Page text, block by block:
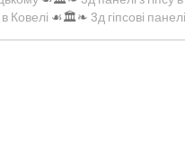
Ковелі ☙🏛️❧ 3д гіпсові